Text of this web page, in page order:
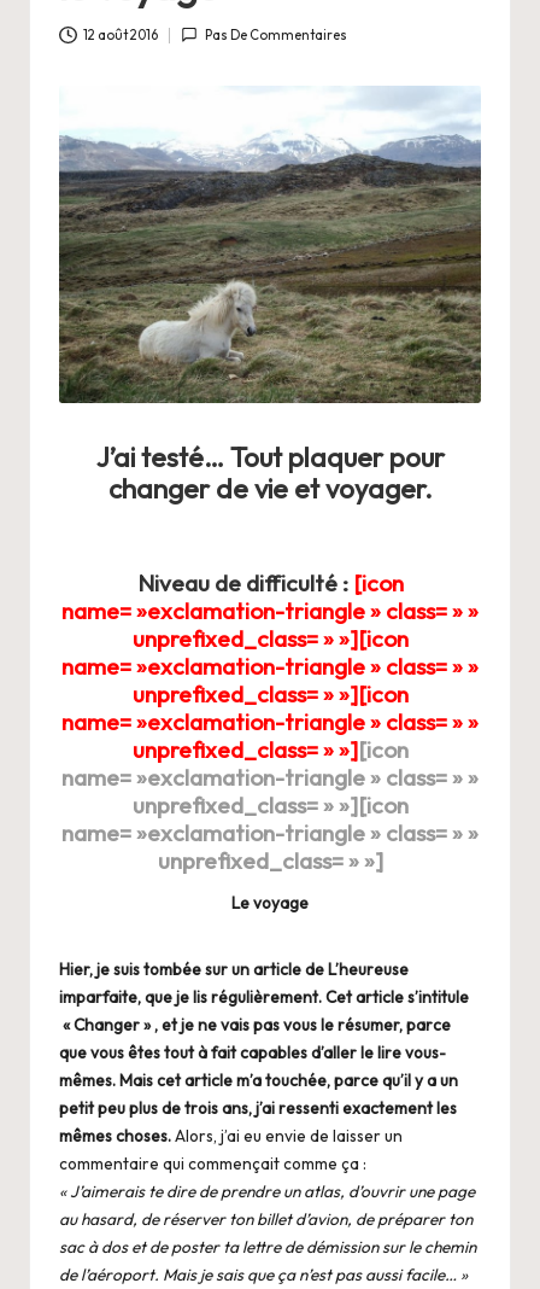
n
e
r
s
a
V
ie
12 août 2016 Pas De Commentaires
J’ai testé… Tout plaquer pour
changer de vie et voyager.
Niveau de difficulté : [icon
name= »exclamation-triangle » class= » »
unprefixed_class= » »][icon
name= »exclamation-triangle » class= » »
unprefixed_class= » »][icon
name= »exclamation-triangle » class= » »
unprefixed_class= » »][icon
name= »exclamation-triangle » class= » »
unprefixed_class= » »][icon
name= »exclamation-triangle » class= » »
unprefixed_class= » »]
Le voyage
Hier, je suis tombée sur un article de L’heureuse
imparfaite, que je lis régulièrement. Cet article s’intitule
« Changer », et je ne vais pas vous le résumer, parce
que vous êtes tout à fait capables d’aller le lire vous-
mêmes. Mais cet article m’a touchée, parce qu’il y a un
petit peu plus de trois ans, j’ai ressenti exactement les
mêmes choses.Alors, j’ai eu envie de laisser un
commentaire qui commençait comme ça :
« J’aimerais te dire de prendre un atlas, d’ouvrir une page
au hasard, de réserver ton billet d’avion, de préparer ton
sac à dos et de poster ta lettre de démission sur le chemin
de l’aéroport. Mais je sais que ça n’est pas aussi facile… »